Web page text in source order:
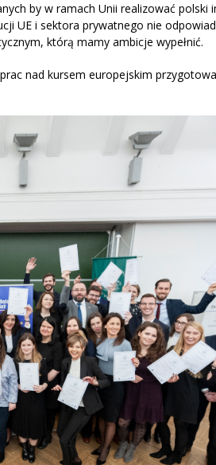
by w ramach Unii realizować polski
UE i sektora prywatnego nie
którą mamy ambicje wypełnić.
nad kursem europejskim